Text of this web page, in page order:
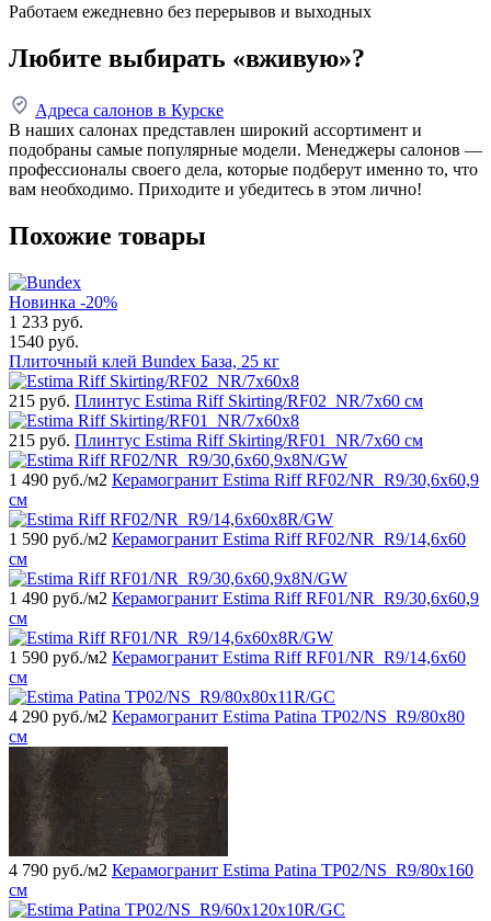
Работаем ежедневно без перерывов и выходных
Любите выбирать «вживую»?
Адреса салонов в Курске
В наших салонах представлен широкий ассортимент и
подобраны самые популярные модели. Менеджеры салонов —
профессионалы своего дела, которые подберут именно то, что
вам необходимо. Приходите и убедитесь в этом лично!
Похожие товары
Новинка -20%
1 233 руб.
1540 руб.
Плиточный клей Bundex База, 25 кг
215 руб. Плинтус Estima Riff Skirting/RF02_NR/7x60 см
215 руб. Плинтус Estima Riff Skirting/RF01_NR/7x60 см
1 490 руб./м2 Керамогранит Estima Riff RF02/NR_R9/30,6x60,9
см
1 590 руб./м2 Керамогранит Estima Riff RF02/NR_R9/14,6x60
см
1 490 руб./м2 Керамогранит Estima Riff RF01/NR_R9/30,6x60,9
см
1 590 руб./м2 Керамогранит Estima Riff RF01/NR_R9/14,6x60
см
4 290 руб./м2 Керамогранит Estima Patina TP02/NS_R9/80x80
см
4 790 руб./м2 Керамогранит Estima Patina TP02/NS_R9/80x160
см